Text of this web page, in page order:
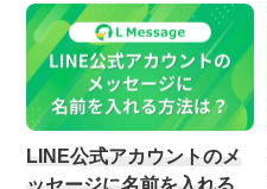
LINE公式アカウントのメ